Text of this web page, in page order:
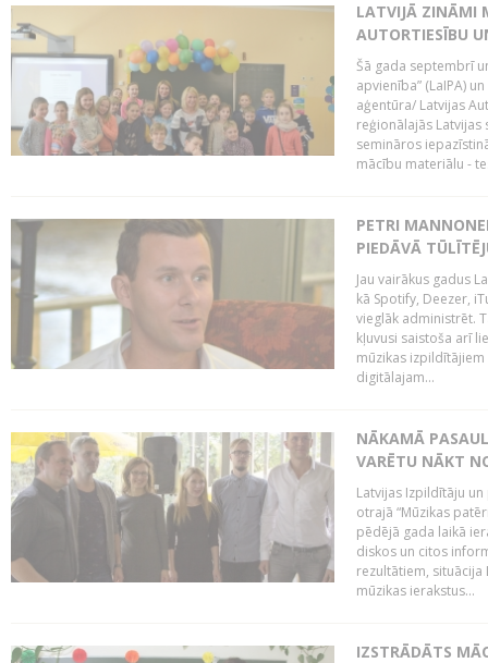
LATVIJĀ ZINĀMI
AUTORTIESĪBU
Šā gada septembrī
apvienība” (LaIPA)
aģentūra/ Latvijas
reģionālajās
semināros
mācību materiālu -
PETRI
PIEDĀVĀ
Jau vairākus gadus
kā Spotify, Deezer,
vieglāk administrēt.
kļuvusi saistoša arī
mūzikas
digitālajam...
NĀKAMĀ
VARĒTU NĀKT
Latvijas Izpildītāju
otrajā “Mūzikas
pēdējā gada laikā
diskos un citos
rezultātiem, situācija
mūzikas ierakstus...
IZSTRĀDĀTS